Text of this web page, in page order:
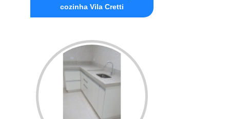
cozinha Vila Cretti